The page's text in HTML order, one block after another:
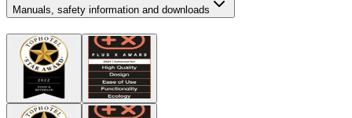
Manuals, safety information and downloads